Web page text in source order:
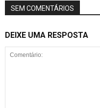
SEM COMENTÁRIOS
DEIXE UMA RESPOSTA